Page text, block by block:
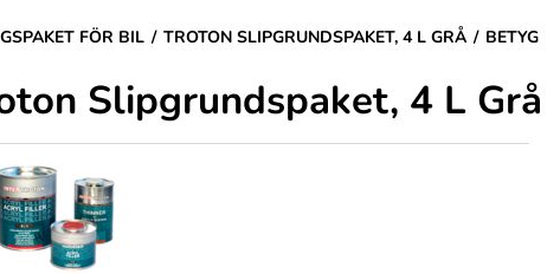
FÖR BIL TROTON SLIPGRUNDSPAKET, 4 L GRÅ BETYG
Slipgrundspaket, 4 L Grå